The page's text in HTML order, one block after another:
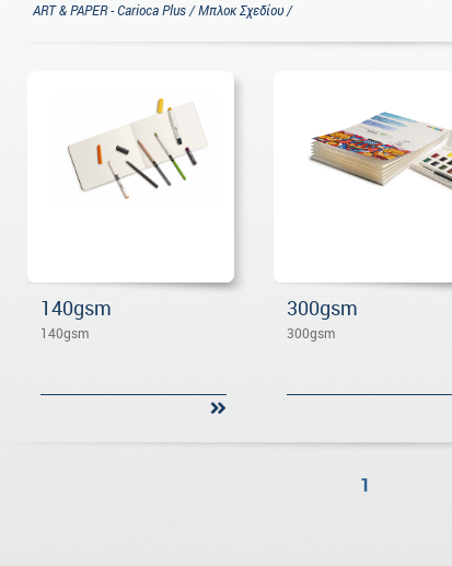
ART & PAPER - Carioca Plus / Μπλοκ Σχεδίου /
140gsm
140gsm
300gsm
300gsm
1